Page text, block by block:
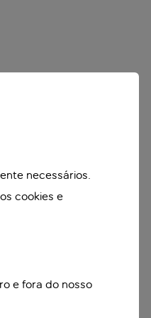
necessários.
cookies e
e fora do nosso